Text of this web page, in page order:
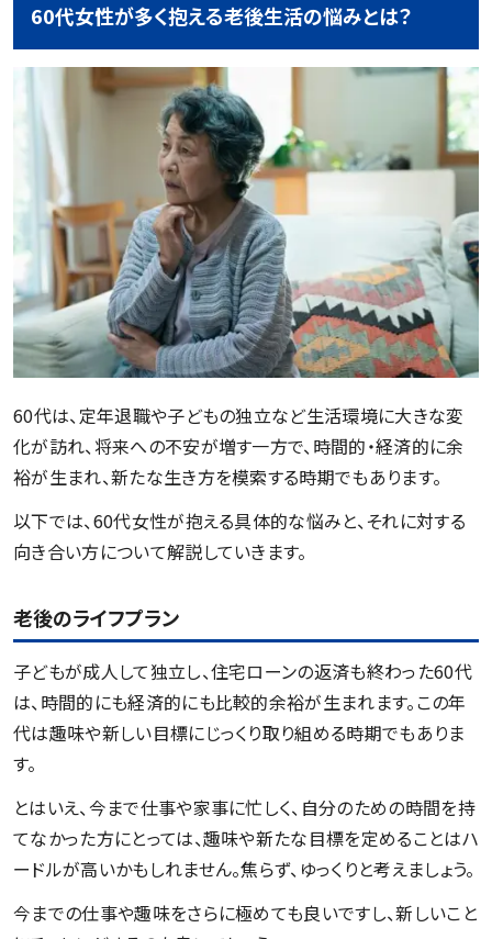
60代女性が多く抱える老後生活の悩みとは？
60代は、定年退職や子どもの独立など生活環境に大きな変
化が訪れ、将来への不安が増す一方で、時間的・経済的に余
裕が生まれ、新たな生き方を模索する時期でもあります。
以下では、60代女性が抱える具体的な悩みと、それに対する
向き合い方について解説していきます。
老後のライフプラン
子どもが成人して独立し、住宅ローンの返済も終わった60代
は、時間的にも経済的にも比較的余裕が生まれます。この年
代は趣味や新しい目標にじっくり取り組める時期でもありま
す。
とはいえ、今まで仕事や家事に忙しく、自分のための時間を持
てなかった方にとっては、趣味や新たな目標を定めることはハ
ードルが高いかもしれません。焦らず、ゆっくりと考えましょう。
今までの仕事や趣味をさらに極めても良いですし、新しいこと